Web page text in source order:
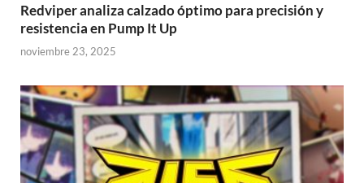
Redviper analiza calzado óptimo para precisión y
resistencia en Pump It Up
noviembre 23, 2025